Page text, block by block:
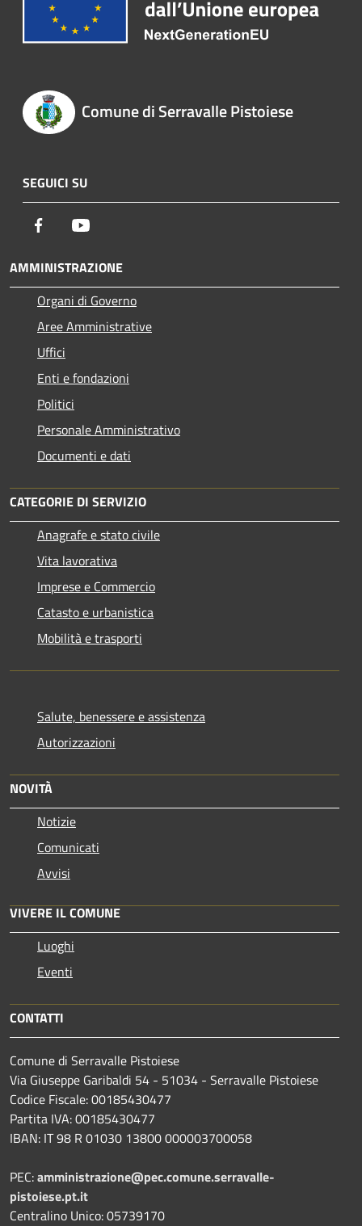
Comune di Serravalle Pistoiese
SEGUICI SU
Facebook
AMMINISTRAZIONE
Organi di Governo
Aree Amministrative
Uffici
Enti e fondazioni
Politici
Personale Amministrativo
Documenti e dati
CATEGORIE DI SERVIZIO
Anagrafe e stato civile
Vita lavorativa
Imprese e Commercio
Catasto e urbanistica
Mobilità e trasporti
Salute, benessere e assistenza
Autorizzazioni
NOVITÀ
Notizie
Comunicati
Avvisi
VIVERE IL COMUNE
Luoghi
Eventi
CONTATTI
Comune di Serravalle Pistoiese
Via Giuseppe Garibaldi 54 - 51034 - Serravalle Pistoiese
Codice Fiscale: 00185430477
Partita IVA: 00185430477
IBAN: IT 98 R 01030 13800 000003700058
PEC:amministrazione@pec.comune.serravalle-
pistoiese.pt.it
Centralino Unico: 05739170